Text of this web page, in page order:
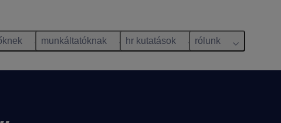
munkáltatóknak hr kutatások rólunk